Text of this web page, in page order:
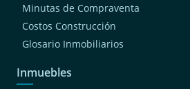
Minutas de Compraventa
Costos Construcción
Glosario Inmobiliarios
Inmuebles